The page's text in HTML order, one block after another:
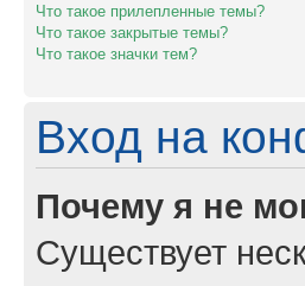
Что такое прилепленные темы?
Что такое закрытые темы?
Что такое значки тем?
Вход на
Почему я не
Существует